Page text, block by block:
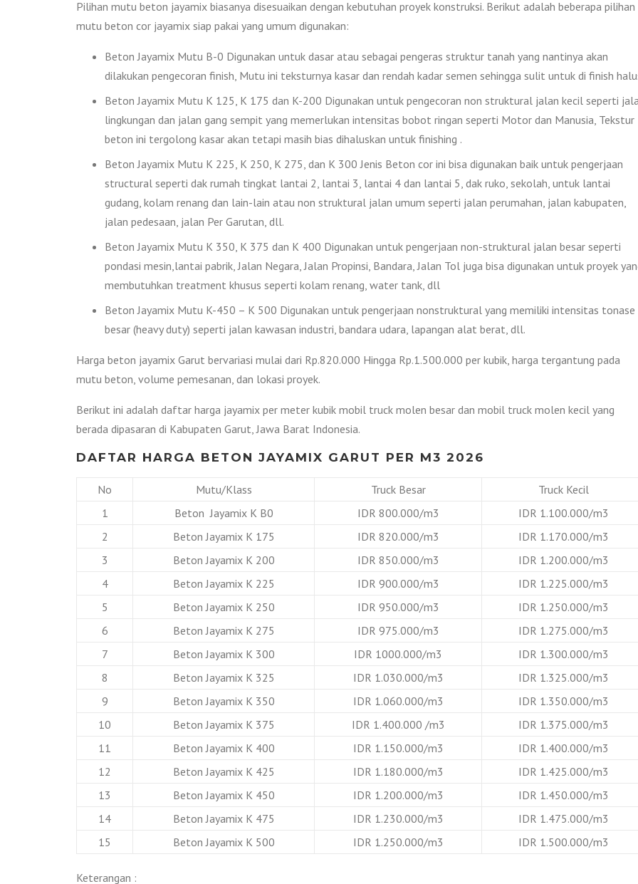
Pilihan mutu beton jayamix biasanya disesuaikan dengan kebutuhan proyek konstruksi. Berikut adalah beberapa pilihan
mutu beton cor jayamix siap pakai yang umum digunakan:
Beton Jayamix Mutu B-0 Digunakan untuk dasar atau sebagai pengeras struktur tanah yang nantinya akan
dilakukan pengecoran finish, Mutu ini teksturnya kasar dan rendah kadar semen sehingga sulit untuk di finish
Beton Jayamix Mutu K 125, K 175 dan K-200 Digunakan untuk pengecoran non struktural jalan kecil seperti
lingkungan dan jalan gang sempit yang memerlukan intensitas bobot ringan seperti Motor dan Manusia, Tekstur
beton ini tergolong kasar akan tetapi masih bias dihaluskan untuk finishing .
Beton Jayamix Mutu K 225, K 250, K 275, dan K 300 Jenis Beton cor ini bisa digunakan baik untuk pengerjaan
structural seperti dak rumah tingkat lantai 2, lantai 3, lantai 4 dan lantai 5, dak ruko, sekolah, untuk lantai
gudang, kolam renang dan lain-lain atau non struktural jalan umum seperti jalan perumahan, jalan kabupaten,
jalan pedesaan, jalan Per Garutan, dll.
Beton Jayamix Mutu K 350, K 375 dan K 400 Digunakan untuk pengerjaan non-struktural jalan besar seperti
pondasi mesin,lantai pabrik, Jalan Negara, Jalan Propinsi, Bandara, Jalan Tol juga bisa digunakan untuk proyek
membutuhkan treatment khusus seperti kolam renang, water tank, dll
Beton Jayamix Mutu K-450 – K 500 Digunakan untuk pengerjaan nonstruktural yang memiliki intensitas tonase
besar (heavy duty) seperti jalan kawasan industri, bandara udara, lapangan alat berat, dll.
Harga beton jayamix Garut bervariasi mulai dari Rp.820.000 Hingga Rp.1.500.000 per kubik, harga tergantung pada
mutu beton, volume pemesanan, dan lokasi proyek.
Berikut ini adalah daftar harga jayamix per meter kubik mobil truck molen besar dan mobil truck molen kecil yang
berada dipasaran di Kabupaten Garut, Jawa Barat Indonesia.
DAFTAR HARGA BETON JAYAMIX GARUT PER M3 2026
No Mutu/Klass Truck Besar
Truck Kecil
1
Beton Jayamix K B0 IDR 800.000/m3
IDR 1.100.000/m3
2
Beton Jayamix K 175 IDR 820.000/m3
IDR 1.170.000/m3
3
Beton Jayamix K 200 IDR 850.000/m3
IDR 1.200.000/m3
4
Beton Jayamix K 225 IDR 900.000/m3
IDR 1.225.000/m3
5
Beton Jayamix K 250 IDR 950.000/m3
IDR 1.250.000/m3
6
Beton Jayamix K 275 IDR 975.000/m3
IDR 1.275.000/m3
7
Beton Jayamix K 300 IDR 1000.000/m3
IDR 1.300.000/m3
8
Beton Jayamix K 325 IDR 1.030.000/m3
IDR 1.325.000/m3
9
Beton Jayamix K 350 IDR 1.060.000/m3
IDR 1.350.000/m3
10
Beton Jayamix K 375 IDR 1.400.000 /m3
IDR 1.375.000/m3
11
Beton Jayamix K 400 IDR 1.150.000/m3
IDR 1.400.000/m3
12
Beton Jayamix K 425 IDR 1.180.000/m3
IDR 1.425.000/m3
13
Beton Jayamix K 450 IDR 1.200.000/m3
IDR 1.450.000/m3
14
Beton Jayamix K 475 IDR 1.230.000/m3
IDR 1.475.000/m3
15
Beton Jayamix K 500 IDR 1.250.000/m3 IDR 1.500.000/m3
Keterangan :